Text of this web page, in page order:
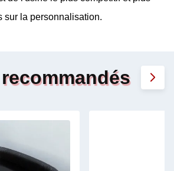
sur la personnalisation.